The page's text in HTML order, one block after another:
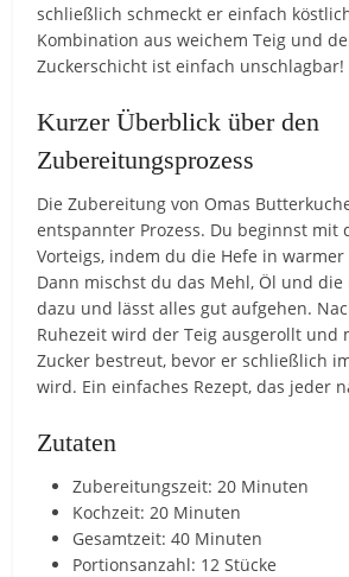
schließlich schmeckt er einfach
Kombination aus weichem Teig und
Zuckerschicht ist einfach unschlagbar!
Kurzer Überblick über den
Zubereitungsprozess
Die Zubereitung von Omas
entspannter Prozess. Du beginnst mit
Vorteigs, indem du die Hefe in
Dann mischst du das Mehl, Öl und
dazu und lässt alles gut aufgehen.
Ruhezeit wird der Teig ausgerollt und
Zucker bestreut, bevor er schließlich
wird. Ein einfaches Rezept, das jeder
Zutaten
Zubereitungszeit: 20 Minuten
Kochzeit: 20 Minuten
Gesamtzeit: 40 Minuten
Portionsanzahl: 12 Stücke